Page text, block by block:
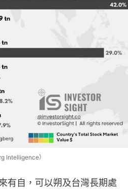
Intelligence）
有自，可以朔及台灣長期處